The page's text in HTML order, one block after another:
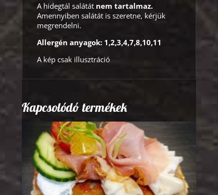
A hidegtál salátátnem tartalmaz.
Amennyiben salátát is szeretne, kérjük
megrendelni.
Allergén anyagok: 1,2,3,4,7,8,10,11
A kép csak illusztráció
Kapcsolódó termékek